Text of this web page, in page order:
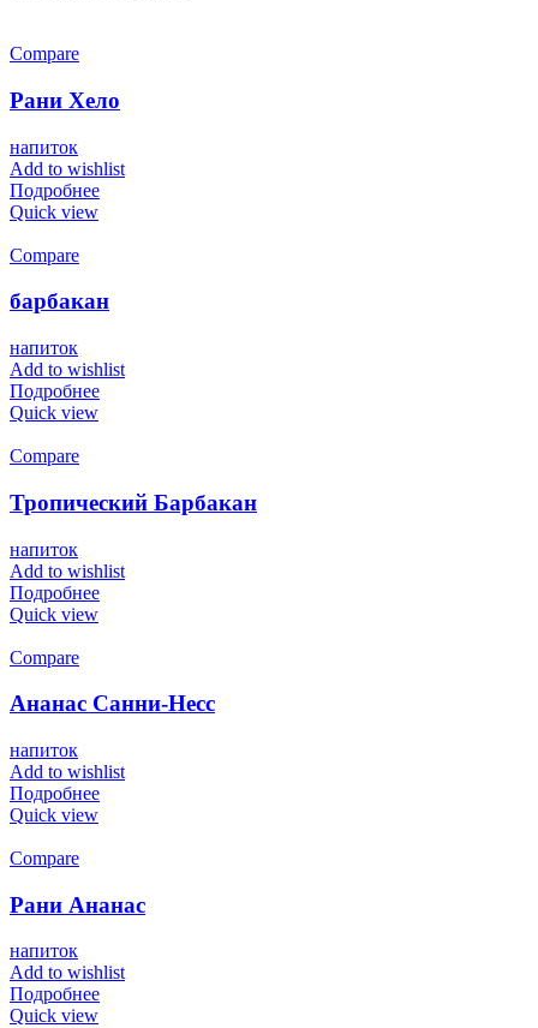
Compare
Рани Хело
напиток
Add to wishlist
Подробнее
Quick view
Compare
барбакан
напиток
Add to wishlist
Подробнее
Quick view
Compare
Тропический Барбакан
напиток
Add to wishlist
Подробнее
Quick view
Compare
Ананас Санни-Несс
напиток
Add to wishlist
Подробнее
Quick view
Compare
Рани Ананас
напиток
Add to wishlist
Подробнее
Quick view